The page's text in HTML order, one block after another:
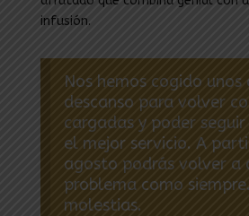
infusión.
Nos hemos cogido unos
descanso para volver
cargadas y poder
el mejor servicio. A
agosto podrás volver a
problema como
molestias.